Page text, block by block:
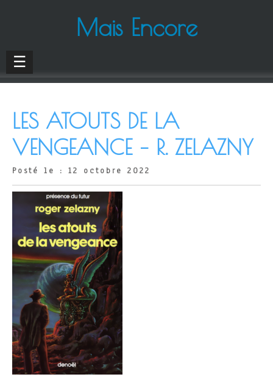
Mais Encore
☰
LES ATOUTS DE LA
VENGEANCE – R. ZELAZNY
Posté le : 12 octobre 2022